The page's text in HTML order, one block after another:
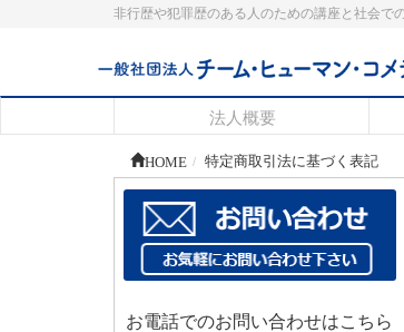
非行歴や犯罪歴のある人のための講座と社会で
法人概要
HOME 特定商取引法に基づく表記
お電話でのお問い合わせはこちら